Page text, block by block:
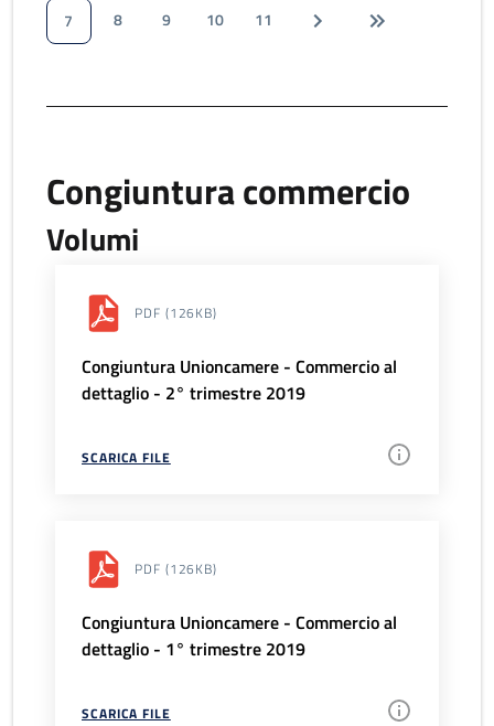
7
8 9 10 11
Congiuntura commercio
Volumi
PDF (126KB)
Congiuntura Unioncamere - Commercio al
dettaglio - 2° trimestre 2019
SCARICA FILE
PDF (126KB)
Congiuntura Unioncamere - Commercio al
dettaglio - 1° trimestre 2019
SCARICA FILE